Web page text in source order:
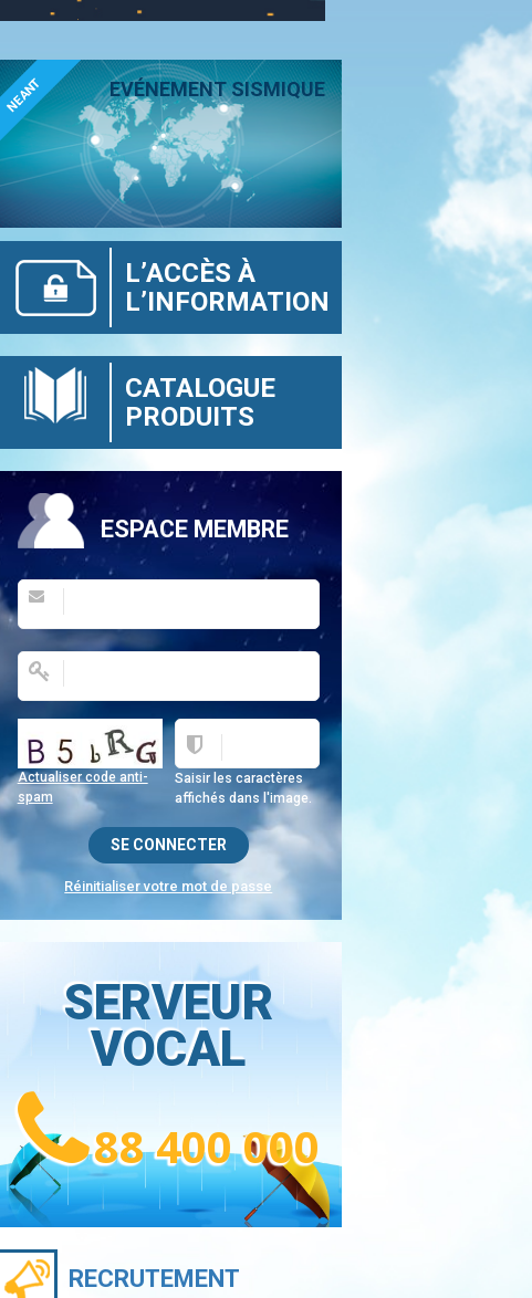
EVÉNEMENT SISMIQUE
NEANT
L’ACCÈS À
L’INFORMATION
CATALOGUE
PRODUITS
ESPACE MEMBRE
Saisir les caractères
affichés dans l'image.
Actualiser code anti-
spam
Réinitialiser votre mot de passe
SERVEUR
VOCAL
88 400 000
RECRUTEMENT